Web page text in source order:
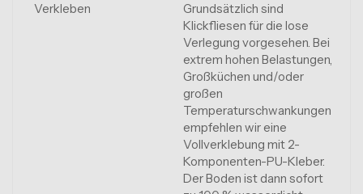
Verkleben
Grundsätzlich sind
Klickfliesen für die lose
Verlegung vorgesehen. Bei
extrem hohen Belastungen,
Großküchen und/oder
großen
Temperaturschwankungen
empfehlen wir eine
Vollverklebung mit 2-
Komponenten-PU-Kleber.
Der Boden ist dann sofort